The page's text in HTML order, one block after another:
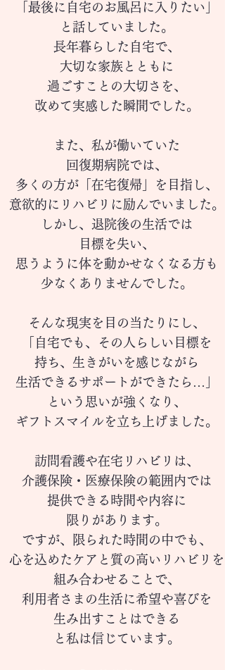
「最後に 自宅のお風呂に入りたい」
と話していました。
長年暮らした自宅で、
大切な家族とともに
過ごすことの大切さ を、
改めて実感した瞬間でした。
また、私が働いていた
回復期病院では、
多くの方が「在宅復帰」
を目指し、
意欲的にリハビリに励んでいました。
しかし、退院後の生活では
目標を失い、
思うように体を動かせなくなる方も
少な くありませんでした。
そんな現実を目の当たりにし、
「自宅でも、その人らしい目標を
持ち、生きがいを感じながら
生活できるサポートができたら…」
という思いが強くなり、
ギフトスマイルを立ち上げました。
訪問看護や在宅リハビリは、
介護保険・医療保険の範囲内では
提供できる時間や内容に
限りがあります。
ですが、限られた時間の中でも、
心を込めたケアと 質の高いリハビリを
組み合わせることで、
利用者さまの生活に希望や喜びを
生み出すことはできる
と私は信じています。